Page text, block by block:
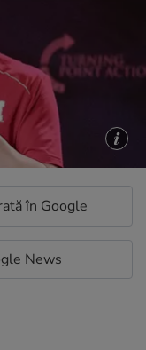
în Google
News